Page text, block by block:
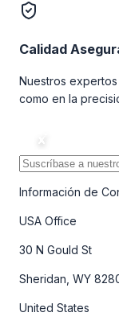
Calidad
Nuestros
como en la
Información de
USA Office
30 N Gould St
Sheridan, WY
United States